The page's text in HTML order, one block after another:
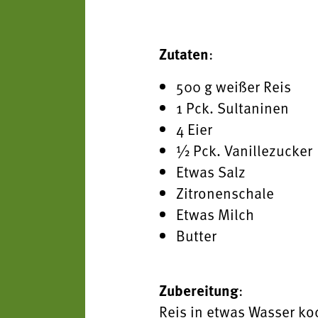
Zutaten:
500 g weißer Reis
1 Pck. Sultaninen
4 Eier
½ Pck. Vanillezucker
Etwas Salz
Zitronenschale
Etwas Milch
Butter
Zubereitung:
Reis in etwas Wasser